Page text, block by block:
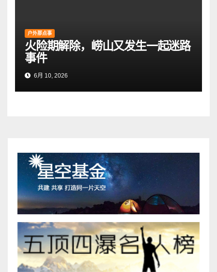
户外那点事
火险期解除，崂山又发生一起迷路
事件
6月 10, 2026